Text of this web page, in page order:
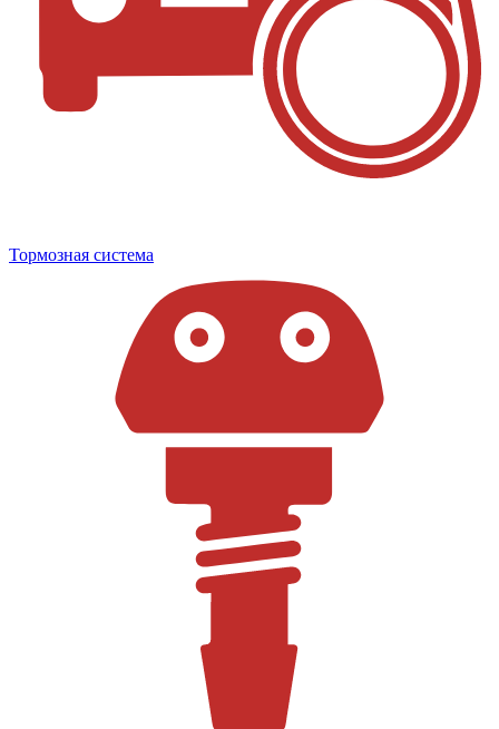
Тормозная система